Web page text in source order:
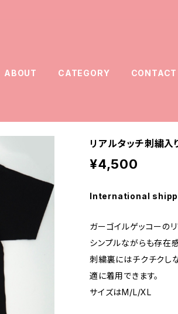
ABOUT CATEGORY CONTACT
リアルタッチ刺繍入
¥4,500
International
ガーゴイルゲッコーの
シンプルながらも存在
刺繍裏にはチクチクし
適に着用できます。
サイズはM/L/XL